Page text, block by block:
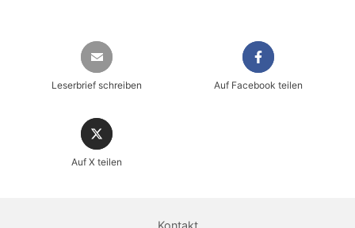
Leserbrief schreiben Auf Facebook teilen
Auf X teilen